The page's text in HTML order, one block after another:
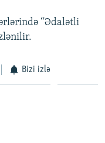
“Ədalətli
Bizi izlə